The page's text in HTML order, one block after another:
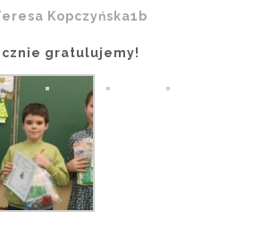
Kopczyńska1b
gratulujemy!